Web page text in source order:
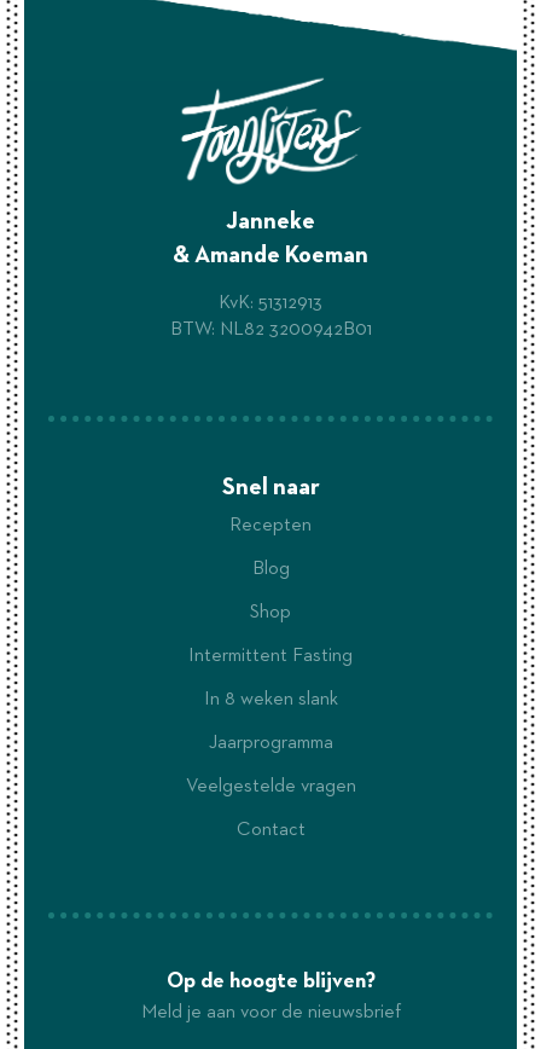
Janneke
& Amande Koeman
KvK: 51312913
BTW: NL82 3200942B01
Snel naar
Recepten
Blog
Shop
Intermittent Fasting
In 8 weken slank
Jaarprogramma
Veelgestelde vragen
Contact
Op de hoogte blijven?
Meld je aan voor de nieuwsbrief